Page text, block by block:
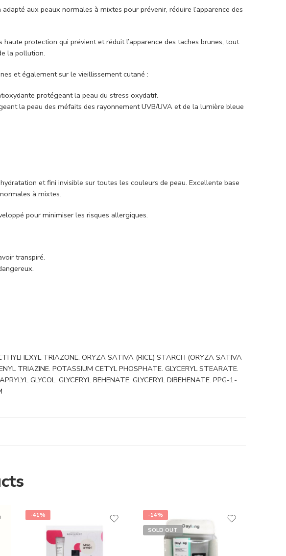
aux peaux normales à mixtes pour prévenir, réduire l’apparence des
protection qui prévient et réduit l’apparence des taches brunes, tout
la pollution.
et également sur le vieillissement cutané :
protégeant la peau du stress oxydatif.
la peau des méfaits des rayonnement UVB/UVA et de la lumière bleue
et fini invisible sur toutes les couleurs de peau. Excellente base
à mixtes.
pour minimiser les risques allergiques.
transpiré.
TRIAZONE. ORYZA SATIVA (RICE) STARCH (ORYZA SATIVA
TRIAZINE. POTASSIUM CETYL PHOSPHATE. GLYCERYL STEARATE.
GLYCOL. GLYCERYL BEHENATE. GLYCERYL DIBEHENATE. PPG-1-
-41%
-14%
SOLD OUT